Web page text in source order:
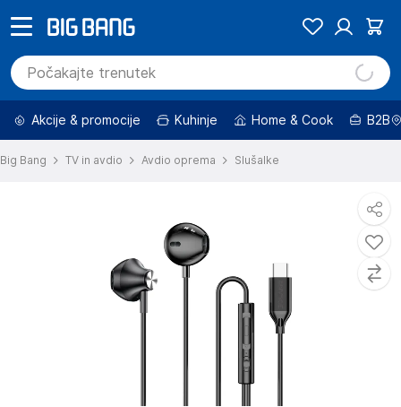
Akcije & promocije Kuhinje Home & Cook B2B
Big Bang TV in avdio Avdio oprema Slušalke